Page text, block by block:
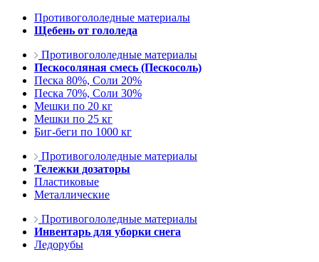
Противогололедные материалы
Щебень от гололеда
Противогололедные материалы
Пескосоляная смесь (Пескосоль)
Песка 80%, Соли 20%
Песка 70%, Соли 30%
Мешки по 20 кг
Мешки по 25 кг
Биг-беги по 1000 кг
Противогололедные материалы
Тележки дозаторы
Пластиковые
Металлические
Противогололедные материалы
Инвентарь для уборки снега
Ледорубы